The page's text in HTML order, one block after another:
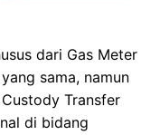
dari Gas Meter
sama, namun
Transfer
di bidang